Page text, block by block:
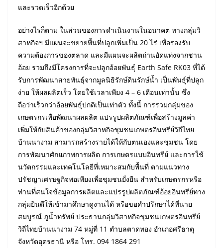
และรวดเร็วอีกด้วย
อย่างไรก็ตาม ในส่วนของการดำเนินงานในอนาคต ทางกลุ่มวิ
สาหกิจฯ มีแผนจะขยายพื้นที่ปลูกเพิ่มเป็น 20 ไร่ เพื่อรองรับ
ความต้องการของตลาด และมีแผนจะผลิตถ่านอัดแท่งจากชาน
อ้อย รวมถึงมีโครงการที่จะปลูกอ้อยพันธุ์ Earth Safe RK03 ที่ได้
รับการพัฒนาสายพันธุ์จากมูลนิธิรักษ์ดินรักษ์น้ำ เป็นพันธุ์ที่ปลูก
ง่าย ให้ผลผลิตเร็ว โดยใช้เวลาเพียง 4 – 6 เดือนเท่านั้น ซึ่ง
ถือว่าเร็วกว่าอ้อยพันธุ์ปกติเป็นเท่าตัว ทั้งนี้ การรวมกลุ่มของ
เกษตรกรเพื่อพัฒนาผลผลิต แปรรูปผลิตภัณฑ์เพื่อสร้างมูลค่า
เพิ่มให้กับสินค้าของกลุ่มวิสาหกิจชุมชนเกษตรอินทรีย์วิถีไทย
บ้านนางาม สามารถสร้างรายได้ให้กับตนเองและชุมชน โดย
การพัฒนาศักยภาพการผลิต การเกษตรแบบอินทรีย์ และการใช้
นวัตกรรมและเทคโนโลยีที่เหมาะสมกับพื้นที่ ตามแนวทาง
ปรัชญาเศรษฐกิจพอเพียงเพื่อชุมชนยั่งยืน สำหรับเกษตรกรหรือ
ท่านที่สนใจข้อมูลการผลิตและแปรรูปผลิตภัณฑ์อ้อยอินทรีย์ทาง
กลุ่มยินดีให้เข้ามาศึกษาดูงานได้ หรือขอคำปรึกษาได้ที่นาย
สมบูรณ์ ภูน้ำทรัพย์ ประธานกลุ่มวิสาหกิจชุมชนเกษตรอินทรีย์
วิถีไทยบ้านนางาม 74 หมู่ที่ 11 ตำบลตาดทอง อำเภอศรีธาตุ
จังหวัดอุดรธานี หรือ โทร. 094 1864 291